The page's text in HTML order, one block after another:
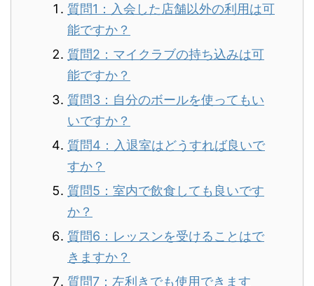
質問1：入会した店舗以外の利用は可
能ですか？
質問2：マイクラブの持ち込みは可
能ですか？
質問3：自分のボールを使ってもい
いですか？
質問4：入退室はどうすれば良いで
すか？
質問5：室内で飲食しても良いです
か？
質問6：レッスンを受けることはで
きますか？
質問7：左利きでも使用できます